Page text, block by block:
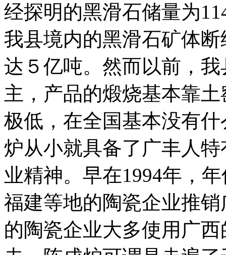
经探明的黑滑石储量为
我县境内的黑滑石矿体
达５亿吨。然而以前，
主，产品的煅烧基本靠
极低，在全国基本没有
炉从小就具备了广丰人
业精神。早在1994年，
福建等地的陶瓷企业推
的陶瓷企业大多使用广